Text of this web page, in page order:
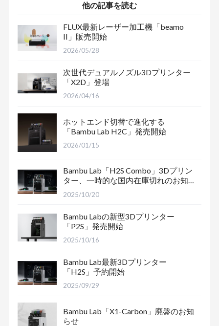
他の記事を読む
FLUX最新レーザー加工機「beamo
II」販売開始
2026/05/28
次世代デュアルノズル3Dプリンター
「X2D」登場
2026/04/16
ホットエンド切替で進化する
「Bambu Lab H2C」発売開始
2026/01/15
Bambu Lab「H2S Combo」3Dプリン
ター、一時的な国内在庫切れのお知
らせ
2025/10/20
Bambu Labの新型3Dプリンター
「P2S」発売開始
2025/10/16
Bambu Lab最新3Dプリンター
「H2S」予約開始
2025/09/29
Bambu Lab「X1-Carbon」廃盤のお知
らせ